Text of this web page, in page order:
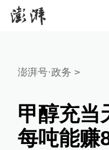
澎湃号·政务 >
甲醇充当
每吨能赚